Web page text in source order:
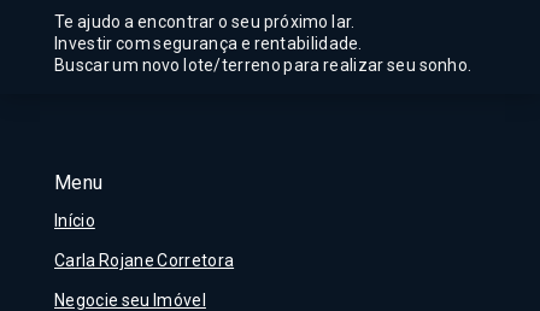
Menu
Início
Carla Rojane Corretora
Negocie seu Imóvel
Te ajudo a encontrar o seu próximo lar.
Investir com segurança e rentabilidade.
Buscar um novo lote/terreno para realizar seu sonho.